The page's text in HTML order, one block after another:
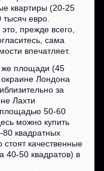
квартиры (20-25
тысяч евро.
прежде всего,
сама
впечатляет.
же площади (45
Лондона
за
Лахти
50-60
можно купить
квадратных
качественные
40-50 квадратов) в